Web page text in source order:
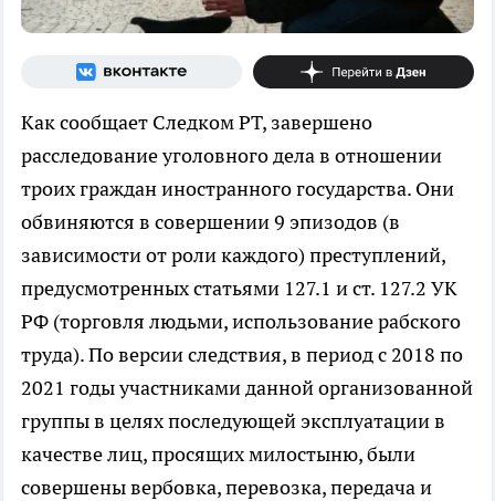
Как сообщает Следком РТ, завершено
расследование уголовного дела в отношении
троих граждан иностранного государства. Они
обвиняются в совершении 9 эпизодов (в
зависимости от роли каждого) преступлений,
предусмотренных статьями 127.1 и ст. 127.2 УК
РФ (торговля людьми, использование рабского
труда). По версии следствия, в период с 2018 по
2021 годы участниками данной организованной
группы в целях последующей эксплуатации в
качестве лиц, просящих милостыню, были
совершены вербовка, перевозка, передача и